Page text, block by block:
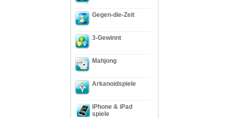
Gegen-die-Zeit
3-Gewinnt
Mahjong
Arkanoidspiele
iPhone & iPad
spiele